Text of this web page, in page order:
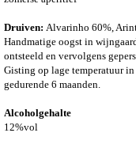
Druiven: Alvarinho 60%,
Handmatige oogst in
ontsteeld en vervolgens
Gisting op lage temperatuur
gedurende 6 maanden.
Alcoholgehalte
12%vol